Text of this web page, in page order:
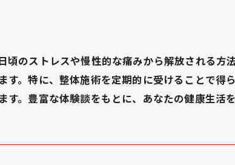
のストレスや慢性的な痛みから解放される方
。特に、整体施術を定期的に受けることで得
。豊富な体験談をもとに、あなたの健康生活